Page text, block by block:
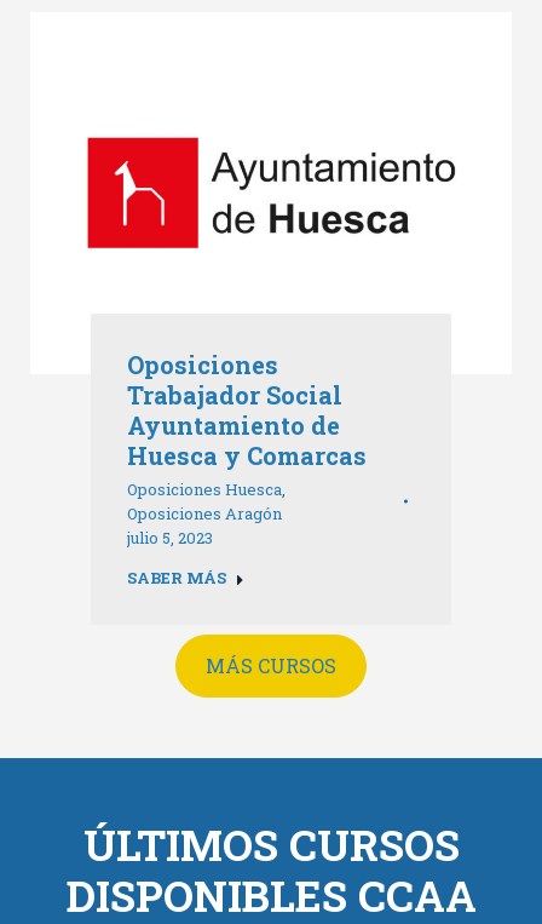
Oposiciones
Trabajador Social
Ayuntamiento de
Huesca y Comarcas
Oposiciones Huesca,
Oposiciones Aragón
julio 5, 2023
SABER MÁS
MÁS CURSOS
ÚLTIMOS CURSOS
DISPONIBLES CCAA